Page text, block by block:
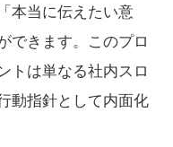
本当に伝えたい意
できます。このプロ
トは単なる社内スロ
動指針として内面化